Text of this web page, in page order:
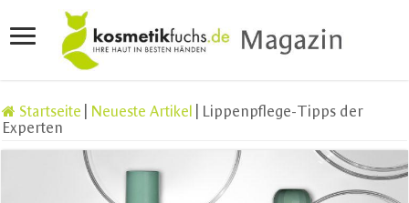
Startseite Neueste Artikel
Lippenpflege-Tipps der
Experten